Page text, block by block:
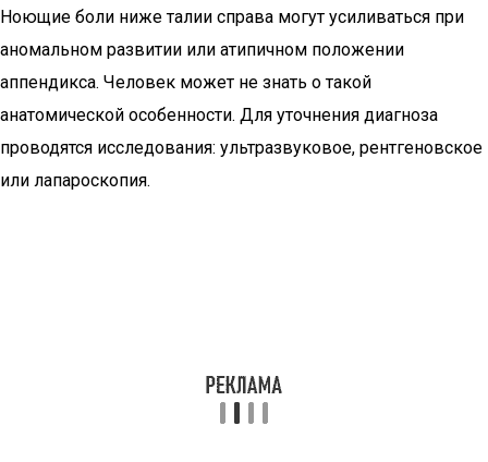
Ноющие боли ниже талии справа могут усиливаться при
аномальном развитии или атипичном положении
аппендикса. Человек может не знать о такой
анатомической особенности. Для уточнения диагноза
проводятся исследования: ультразвуковое, рентгеновское
или лапароскопия.